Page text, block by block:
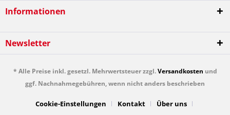
Informationen
Newsletter
* Alle Preise inkl. gesetzl. Mehrwertsteuer zzgl.Versandkosten und
ggf. Nachnahmegebühren, wenn nicht anders beschrieben
Cookie-Einstellungen Kontakt Über uns